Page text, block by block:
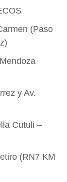
(Paso
y Av.
Cutuli –
(RN7 KM